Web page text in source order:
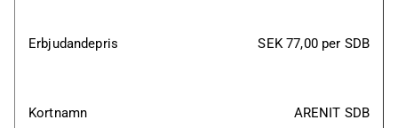
Erbjudandepris SEK 77,00 per SDB
Kortnamn ARENIT SDB